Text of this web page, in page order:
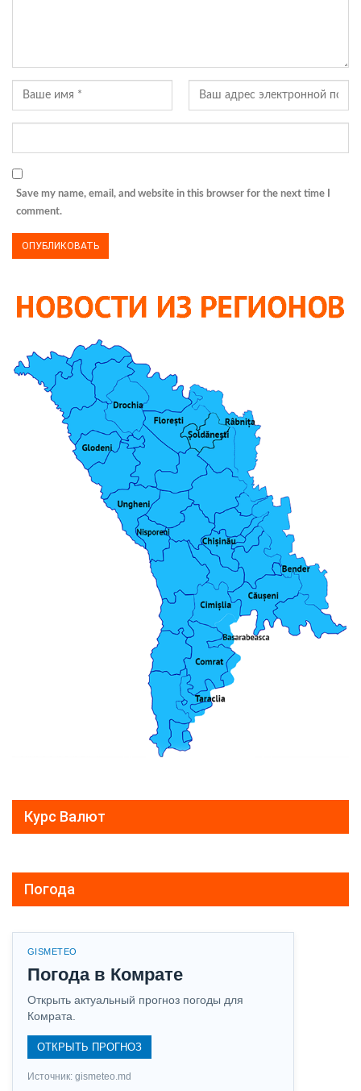
Save my name, email, and website in this browser for the next time I
comment.
Курс Валют
Погода
GISMETEO
Погода в Комрате
Открыть актуальный прогноз погоды для
Комрата.
ОТКРЫТЬ ПРОГНОЗ
Источник: gismeteo.md